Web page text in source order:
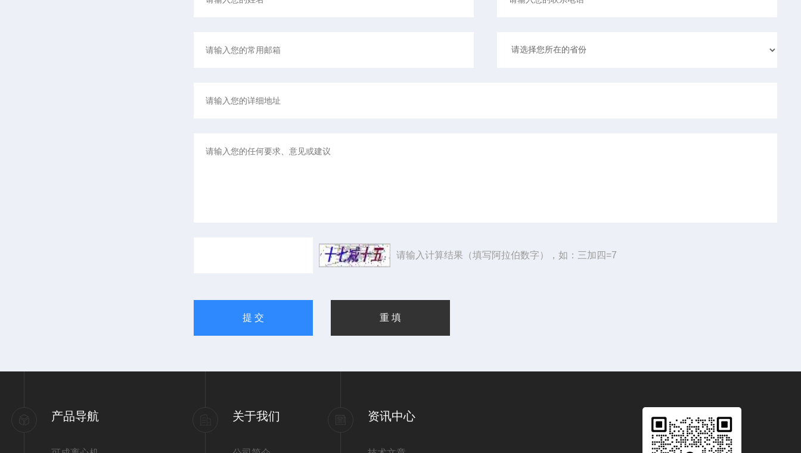
请输入计算结果（填写阿拉伯数字），如：三加四=7
产品导航 关于我们 资讯中心